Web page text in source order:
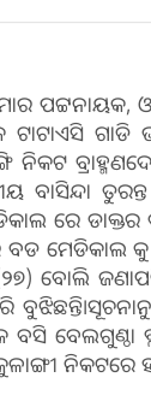
ପଟ୍ଟନାୟକ,
ଟାଟାଏସି
ବାସିନ୍ଦା
ରେ ଡାକ୍ତର
ବଡ
ବୋଲି
ବସି
ନିକଟରେ